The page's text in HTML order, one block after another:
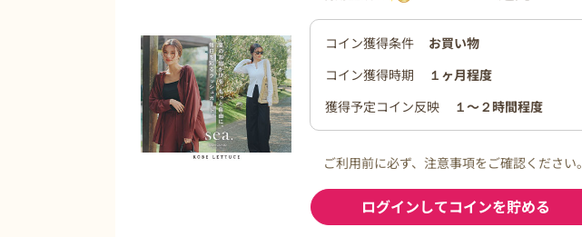
コイン獲得条件
お買い物
コイン獲得時期
１ヶ月程度
獲得予定コイン反映
１〜２時間程度
ご利用前に必ず、注意事項をご確認ください。
ログインしてコインを貯める